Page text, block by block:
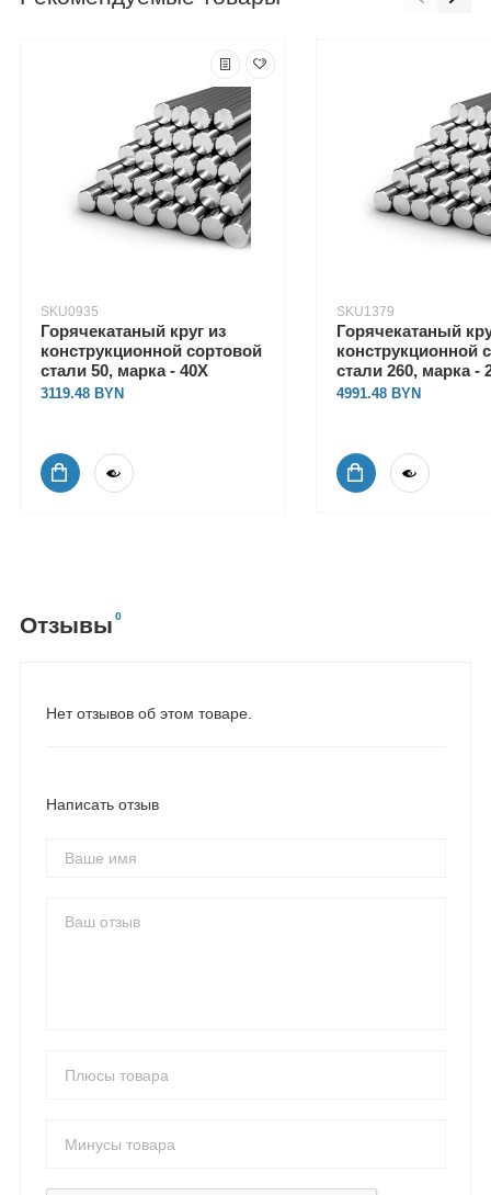
SKU0935
Горячекатаный круг из
конструкционной сортовой
стали 50, марка - 40Х
3119.48
SKU1379
Горячекатаный
конструкционной
стали 260, марка -
4991.48
Отзывы 0
Нет отзывов об этом товаре.
Написать отзыв